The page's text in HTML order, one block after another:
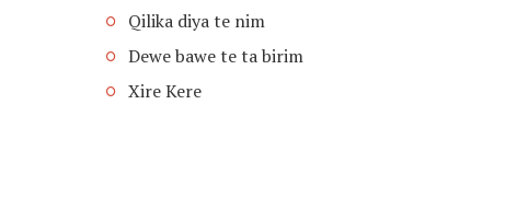
Qilika diya te nim
Dewe bawe te ta birim
Xire Kere